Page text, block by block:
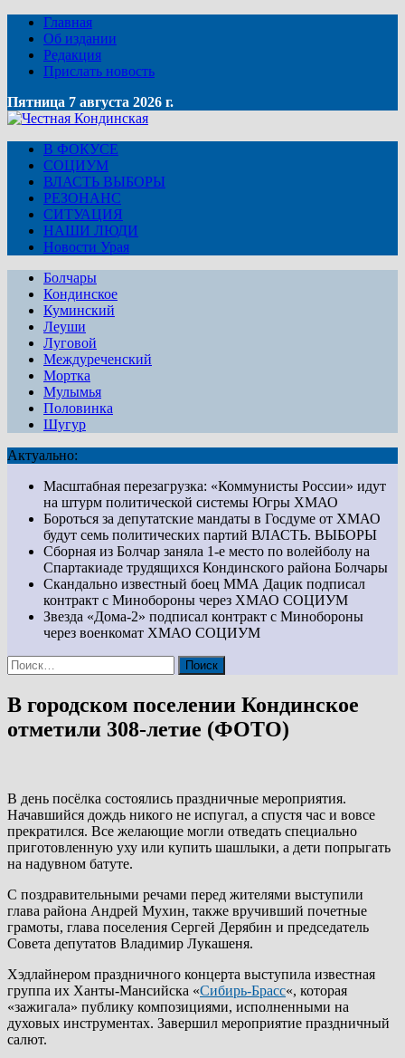
Главная
Об издании
Редакция
Прислать новость
Пятница 7 августа 2026 г.
В ФОКУСЕ
СОЦИУМ
ВЛАСТЬ ВЫБОРЫ
РЕЗОНАНС
СИТУАЦИЯ
НАШИ ЛЮДИ
Новости Урая
Болчары
Кондинское
Куминский
Леуши
Луговой
Междуреченский
Мортка
Мулымья
Половинка
Шугур
Актуально:
Масштабная перезагрузка: «Коммунисты России» идут
на штурм политической системы Югры ХМАО
Бороться за депутатские мандаты в Госдуме от ХМАО
будут семь политических партий ВЛАСТЬ. ВЫБОРЫ
Сборная из Болчар заняла 1-е место по волейболу на
Спартакиаде трудящихся Кондинского района Болчары
Скандально известный боец ММА Дацик подписал
контракт с Минобороны через ХМАО СОЦИУМ
Звезда «Дома-2» подписал контракт с Минобороны
через военкомат ХМАО СОЦИУМ
Найти:
В городском поселении Кондинское
отметили 308-летие (ФОТО)
В день посёлка состоялись праздничные мероприятия.
Начавшийся дождь никого не испугал, а спустя час и вовсе
прекратился. Все желающие могли отведать специально
приготовленную уху или купить шашлыки, а дети попрыгать
на надувном батуте.
С поздравительными речами перед жителями выступили
глава района Андрей Мухин, также вручивший почетные
грамоты, глава поселения Сергей Дерябин и председатель
Совета депутатов Владимир Лукашеня.
Хэдлайнером праздничного концерта выступила известная
группа их Ханты-Мансийска «Сибирь-Брасс«, которая
«зажигала» публику композициями, исполненными на
духовых инструментах. Завершил мероприятие праздничный
салют.